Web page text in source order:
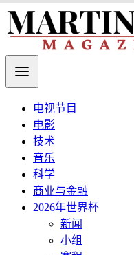
电视节目
电影
技术
音乐
科学
商业与金融
2026年世界杯
新闻
小组